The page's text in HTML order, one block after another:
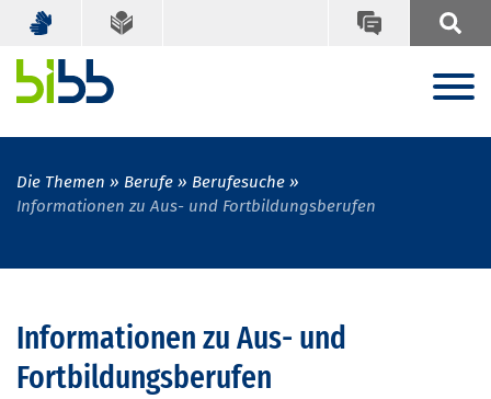
Die Themen Berufe
Berufesuche
Informationen zu Aus- und Fortbildungsberufen
Informationen zu Aus- und
Fortbildungsberufen